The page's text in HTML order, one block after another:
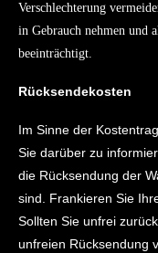
Verschlechterung
in Gebrauch nehmen und
beeinträchtigt.
Rücksendekosten
Im Sinne der
Sie darüber zu
die Rücksendung der
sind. Frankieren Sie
Sollten Sie unfrei
unfreien Rücksendung